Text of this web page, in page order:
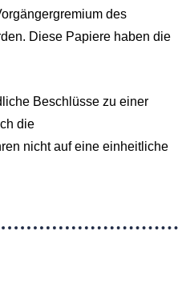
des
Diese Papiere haben die
Beschlüsse zu einer
die
nicht auf eine einheitliche